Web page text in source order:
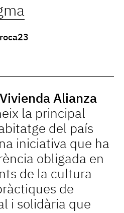
Vivienda Alianza
la principal
del país
iniciativa que ha
obligada en
de la cultura
de
i solidària que